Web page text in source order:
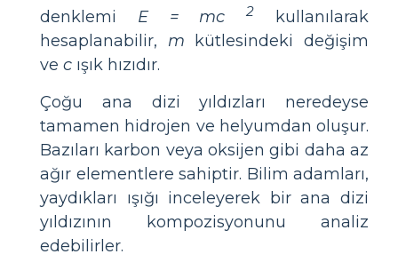
denklemi E = mc2 kullanılarak
hesaplanabilir, m kütlesindeki değişim
ve c ışık hızıdır.
Çoğu ana dizi yıldızları neredeyse
tamamen hidrojen ve helyumdan oluşur.
Bazıları karbon veya oksijen gibi daha az
ağır elementlere sahiptir. Bilim adamları,
yaydıkları ışığı inceleyerek bir ana dizi
yıldızının kompozisyonunu analiz
edebilirler.